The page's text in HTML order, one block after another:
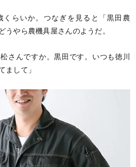
くらいか。つなぎを見ると「黒田農
うやら農機具屋さんのようだ。
さんですか。黒田です。いつも徳川
まして」